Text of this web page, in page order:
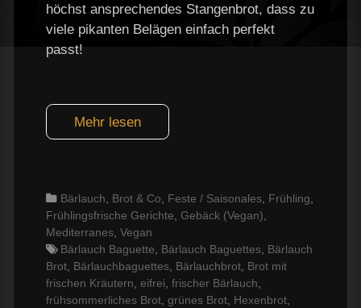
höchst ansprechendes Stangenbrot, dass zu
viele pikanten Belägen einfach perfekt
passt!
Mehr lesen
Categories
Bärlauch Brot & Co Feste / Saisonales Frühling
Frühlingsfrische Gerichte
Gebäck (Vegan)
Mediterranes Vegan
Tags
Bärlauch Baguette Bärlauch Baguettes Bärlauch
Brot Bärlauchbaguettes Bärlauchbrot Brot mit
frischen Kräutern eifrei frischer Bärlauch
frühsommerliches Brot grünes Brot Hexenbrot